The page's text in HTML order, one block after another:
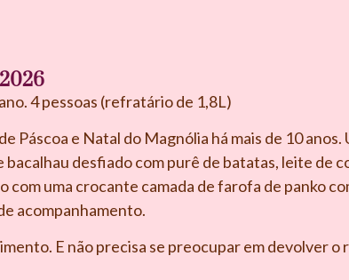
4 pessoas (refratário de 1,8L)
Páscoa e Natal do Magnólia há mais de 10 anos.
bacalhau desfiado com purê de batatas, leite de
uma crocante camada de farofa de panko
acompanhamento.
E não precisa se preocupar em devolver o